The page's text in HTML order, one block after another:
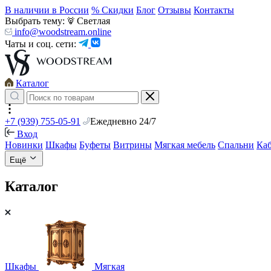
В наличии в России % Скидки Блог Отзывы Контакты
Выбрать тему:
Светлая
info@woodstream.online
Чаты и соц. сети:
Каталог
+7 (939) 755-05-91
Ежедневно 24/7
Вход
Новинки Шкафы Буфеты Витрины Мягкая мебель Спальни
Ещё
Каталог
Шкафы Мягкая